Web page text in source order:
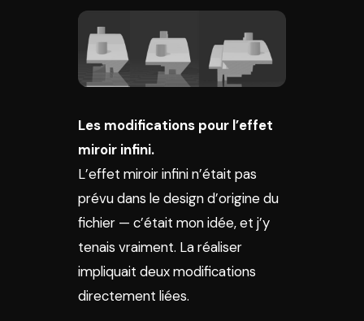
Les modifications pour l’effet
miroir infini.
L’effet miroir infini n’était pas
prévu dans le design d’origine du
fichier — c’était mon idée, et j’y
tenais vraiment. La réaliser
impliquait deux modifications
directement liées.